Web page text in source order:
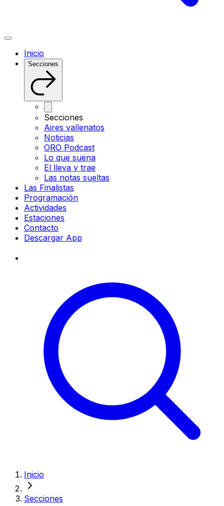
Inicio
Secciones
Secciones
Aires vallenatos
Noticias
ORO Podcast
Lo que suena
El lleva y trae
Las notas sueltas
Las Finalistas
Programación
Actividades
Estaciones
Contacto
Descargar App
Inicio
Secciones